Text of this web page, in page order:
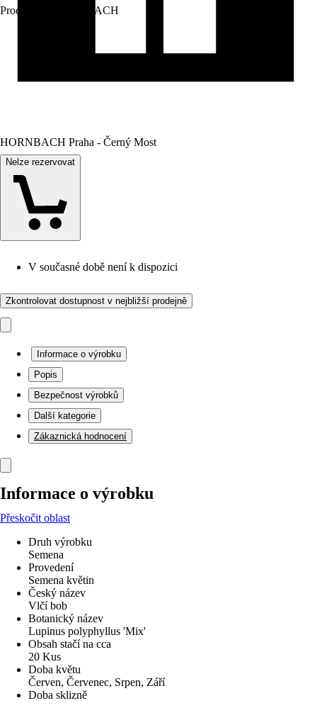
Prodej přes: HORNBACH
HORNBACH Praha - Černý Most
Nelze rezervovat
V současné době není k dispozici
Zkontrolovat dostupnost v nejbližší prodejně
Informace o výrobku
Popis
Bezpečnost výrobků
Další kategorie
Zákaznická hodnocení
Informace o výrobku
Přeskočit oblast
Druh výrobku
Semena
Provedení
Semena květin
Český název
Vlčí bob
Botanický název
Lupinus polyphyllus 'Mix'
Obsah stačí na cca
20 Kus
Doba květu
Červen, Červenec, Srpen, Září
Doba sklizně